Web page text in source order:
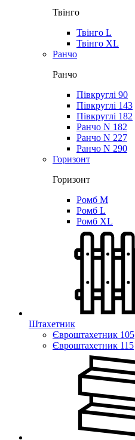
Твінго
Твінго L
Твінго XL
Ранчо
Ранчо
Півкруглі 90
Півкруглі 143
Півкруглі 182
Ранчо N 182
Ранчо N 227
Ранчо N 290
Горизонт
Горизонт
Ромб M
Ромб L
Ромб XL
Штахетник
Євроштахетник 105
Євроштахетник 115